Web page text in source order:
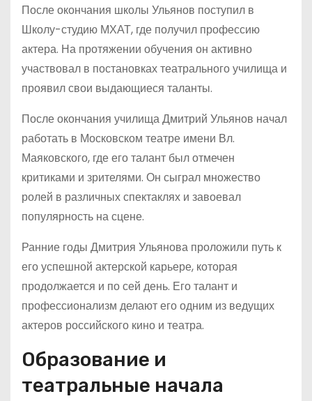
После окончания школы Ульянов поступил в
Школу-студию МХАТ, где получил профессию
актера. На протяжении обучения он активно
участвовал в постановках театрального училища и
проявил свои выдающиеся таланты.
После окончания училища Дмитрий Ульянов начал
работать в Московском театре имени Вл.
Маяковского, где его талант был отмечен
критиками и зрителями. Он сыграл множество
ролей в различных спектаклях и завоевал
популярность на сцене.
Ранние годы Дмитрия Ульянова проложили путь к
его успешной актерской карьере, которая
продолжается и по сей день. Его талант и
профессионализм делают его одним из ведущих
актеров российского кино и театра.
Образование и
театральные начала